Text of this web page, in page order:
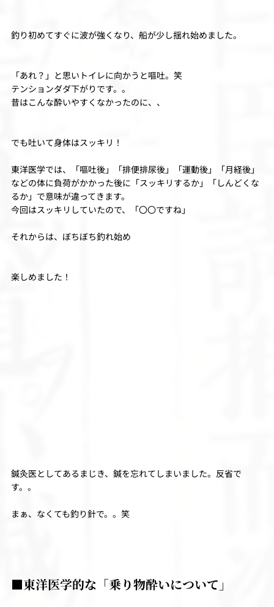
釣り初めてすぐに波が強くなり、船が少し揺れ始めました。
「あれ？」と思いトイレに向かうと嘔吐。笑
テンションダダ下がりです。。
昔はこんな酔いやすくなかったのに、、
でも吐いて身体はスッキリ！
東洋医学では、「嘔吐後」「排便排尿後」「運動後」「月経後」
などの体に負荷がかかった後に「スッキリするか」「しんどくな
るか」で意味が違ってきます。
今回はスッキリしていたので、「〇〇ですね」
それからは、ぼちぼち釣れ始め
楽しめました！
鍼灸医としてあるまじき、鍼を忘れてしまいました。反省で
す。。
まぁ、なくても釣り針で。。笑
■東洋医学的な「乗り物酔いについて」